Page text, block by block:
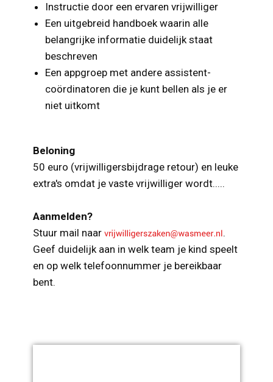
Instructie door een ervaren vrijwilliger
Een uitgebreid handboek waarin alle
belangrijke informatie duidelijk staat
beschreven
Een appgroep met andere assistent-
coördinatoren die je kunt bellen als je er
niet uitkomt
Beloning
50 euro (vrijwilligersbijdrage retour) en leuke
extra's omdat je vaste vrijwilliger wordt.....
Aanmelden?
Stuur mail naar
.
Geef duidelijk aan in welk team je kind speelt
en op welk telefoonnummer je bereikbaar
bent.